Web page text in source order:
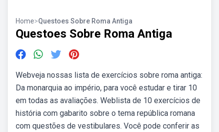
Home>Questoes Sobre Roma Antiga
Questoes Sobre Roma Antiga
Webveja nossas lista de exercícios sobre roma antiga:
Da monarquia ao império, para você estudar e tirar 10
em todas as avaliações. Weblista de 10 exercícios de
história com gabarito sobre o tema república romana
com questões de vestibulares. Você pode conferir as